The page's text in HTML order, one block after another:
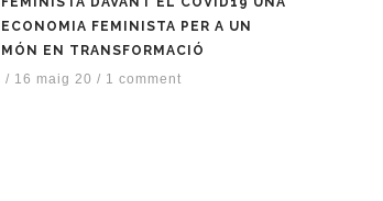
ECONOMIA FEMINISTA PER A UN
MÓN EN TRANSFORMACIÓ
/ 16 maig 20 / 1 comment